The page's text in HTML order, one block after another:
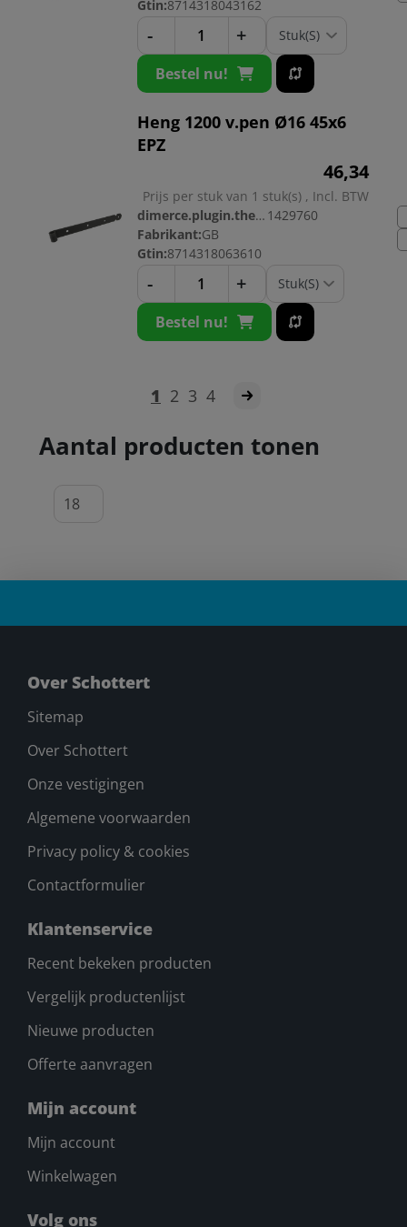
Gtin:8714318043162
- +
Bestel nu!
Heng 1200 v.pen Ø16 45x6
EPZ
46,34
Prijs per stuk van 1 stuk(s) , Incl. BTW
dimerce.plugin.theme.productnr: 1429760
Fabrikant:GB
Gtin:8714318063610
- +
Bestel nu!
1 2 3 4
Aantal producten tonen
Over Schottert
Sitemap
Over Schottert
Onze vestigingen
Algemene voorwaarden
Privacy policy & cookies
Contactformulier
Klantenservice
Recent bekeken producten
Vergelijk productenlijst
Nieuwe producten
Offerte aanvragen
Mijn account
Mijn account
Winkelwagen
Volg ons